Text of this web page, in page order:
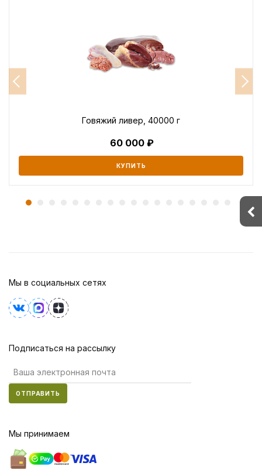
Говяжий ливер, 40000 г
60 000
КУПИТЬ
Мы в социальных сетях
Подписаться на рассылку
ОТПРАВИТЬ
Мы принимаем